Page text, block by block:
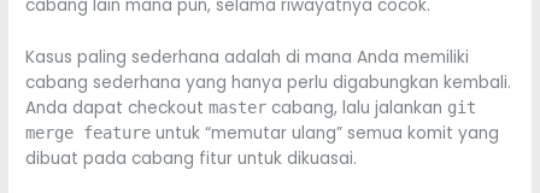
cabang lain mana pun, selama riwayatnya cocok.
Kasus paling sederhana adalah di mana Anda memiliki
cabang sederhana yang hanya perlu digabungkan kembali.
Anda dapat checkoutmaster cabang, lalu jalankan git
merge feature untuk “memutar ulang” semua komit yang
dibuat pada cabang fitur untuk dikuasai.